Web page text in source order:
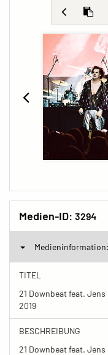
Medien-ID: 3294
Medieninformation:
TITEL
21 Downbeat feat.
2019
BESCHREIBUNG
21 Downbeat feat.